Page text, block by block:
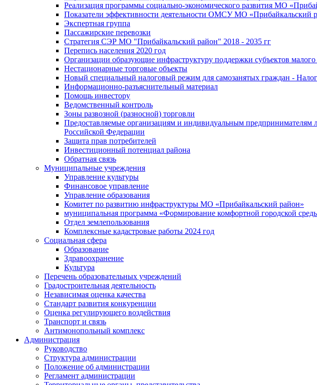
Реализация программы социально-экономического развития МО
Показатели эффективности деятельности ОМСУ МО «Прибайкальский
Экспертная группа
Пассажирские перевозки
Стратегия СЭР МО "Прибайкальский район" 2018 - 2035 гг
Перепись населения 2020 год
Организации образующие инфраструктуру поддержки субъектов
Нестационарные торговые объекты
Новый специальный налоговый режим для самозанятых граждан -
Информационно-разъяснительный материал
Помощь инвестору
Ведомственный контроль
Зоны развозной (разносной) торговли
Предоставляемые организациям и индивидуальным
Российской Федерации
Защита прав потребителей
Инвестиционный потенциал района
Обратная связь
Муниципальные учреждения
Управление культуры
Финансовое управление
Управление образования
Комитет по развитию инфраструктуры МО «Прибайкальский район»
муниципальная программа «Формирование комфортной городской
Отдел землепользования
Комплексные кадастровые работы 2024 год
Социальная сфера
Образование
Здравоохранение
Культура
Перечень образовательных учреждений
Градостроительная деятельность
Независимая оценка качества
Стандарт развития конкуренции
Оценка регулирующего воздействия
Транспорт и связь
Антимонопольный комплекс
Администрация
Руководство
Структура администрации
Положение об администрации
Регламент администрации